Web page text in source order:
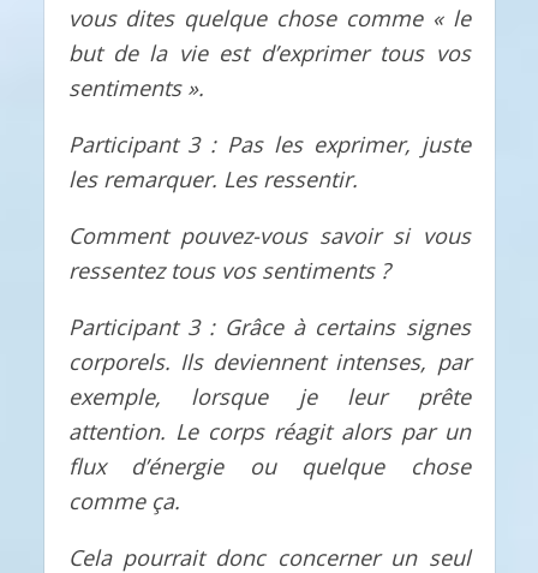
vous dites quelque chose comme « le
but de la vie est d’exprimer tous vos
sentiments ».
Participant 3 : Pas les exprimer, juste
les remarquer. Les ressentir.
Comment pouvez-vous savoir si vous
ressentez tous vos sentiments ?
Participant 3 : Grâce à certains signes
corporels. Ils deviennent intenses, par
exemple, lorsque je leur prête
attention. Le corps réagit alors par un
flux d’énergie ou quelque chose
comme ça.
Cela pourrait donc concerner un seul